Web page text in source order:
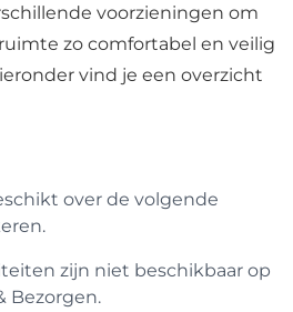
voorzieningen om
zo comfortabel en veilig
vind je een overzicht
over de volgende
zijn niet beschikbaar op
Bezorgen.